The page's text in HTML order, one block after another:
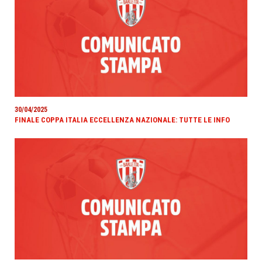
30/04/2025
FINALE COPPA ITALIA ECCELLENZA NAZIONALE: TUTTE LE INFO